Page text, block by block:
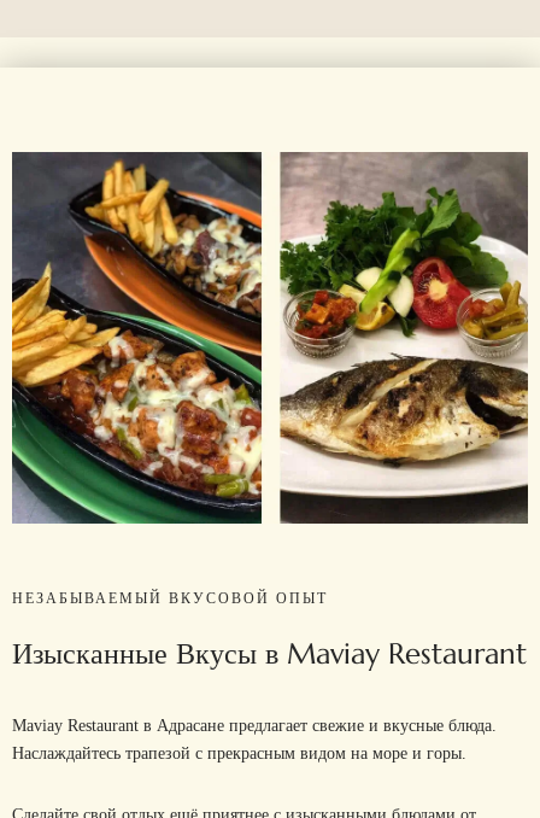
НЕЗАБЫВАЕМЫЙ ВКУСОВОЙ ОПЫТ
Изысканные Вкусы в Maviay Restaurant
Maviay Restaurant в Адрасане предлагает свежие и вкусные блюда.
Наслаждайтесь трапезой с прекрасным видом на море и горы.